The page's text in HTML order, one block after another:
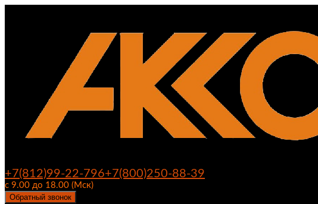
+7(812)99-22-796+7(800)250-88-39
с 9.00 до 18.00 (Мск)
Обратный звонок